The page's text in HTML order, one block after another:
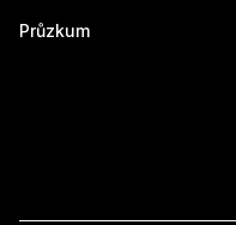
Průzkum